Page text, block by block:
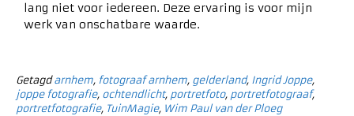
lang niet voor iedereen. Deze ervaring is voor mijn
werk van onschatbare waarde.
Getagdarnhem, fotograaf arnhem, gelderland, Ingrid Joppe,
joppe fotografie, ochtendlicht, portretfoto, portretfotograaf,
portretfotografie, TuinMagie, Wim Paul van der Ploeg